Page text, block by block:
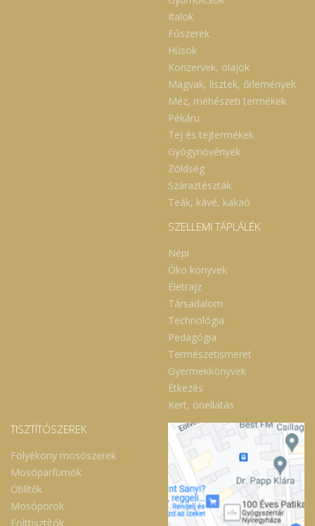
Italok
Fűszerek
Húsok
Konzervek, olajok
Magvak, lisztek, őrlemények
Méz, méhészeti termékek
Pékáru
Tej és tejtermékek
Gyógynövények
Zöldség
Száraztészták
Teák, kávé, kakaó
SZELLEMI TÁPLÁLÉK
Népi
Öko könyvek
Életrajz
Társadalom
Technológia
Pedagógia
Természetismeret
Gyermekkönyvek
Étkezés
Kert, önellátás
TISZTÍTÓSZEREK
Folyékony mosószerek
Mosóparfümök
Öblítők
Mosóporok
Folttisztítók